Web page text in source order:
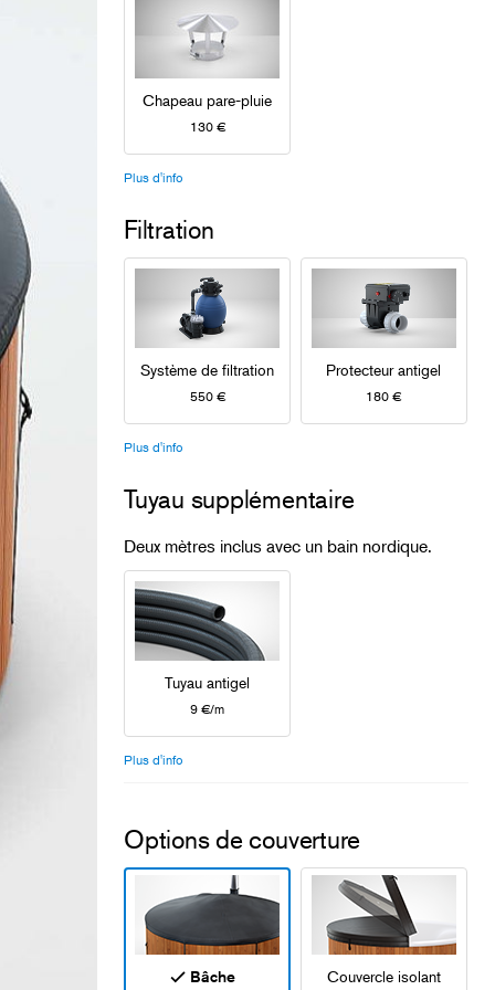
Chapeau pare-pluie
130 €
Plus d'info
Filtration
Système de filtration
550 €
Protecteur antigel
180 €
Plus d'info
Tuyau supplémentaire
Deux mètres inclus avec un bain nordique.
Tuyau antigel
9 €/m
Plus d'info
Options de couverture
Bâche Couvercle isolant